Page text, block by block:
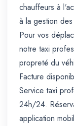
chauffeurs à
à la gestion des
Pour vos
notre taxi
propreté du
Facture
Service taxi
24h/24.
application